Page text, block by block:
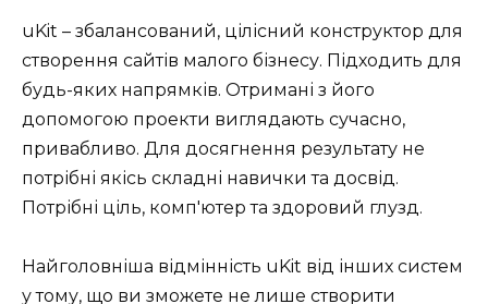
uKit – збалансований, цілісний конструктор для
створення сайтів малого бізнесу. Підходить для
будь-яких напрямків. Отримані з його
допомогою проекти виглядають сучасно,
привабливо. Для досягнення результату не
потрібні якісь складні навички та досвід.
Потрібні ціль, комп'ютер та здоровий глузд.
Найголовніша відмінність uKit від інших систем
у тому, що ви зможете не лише створити